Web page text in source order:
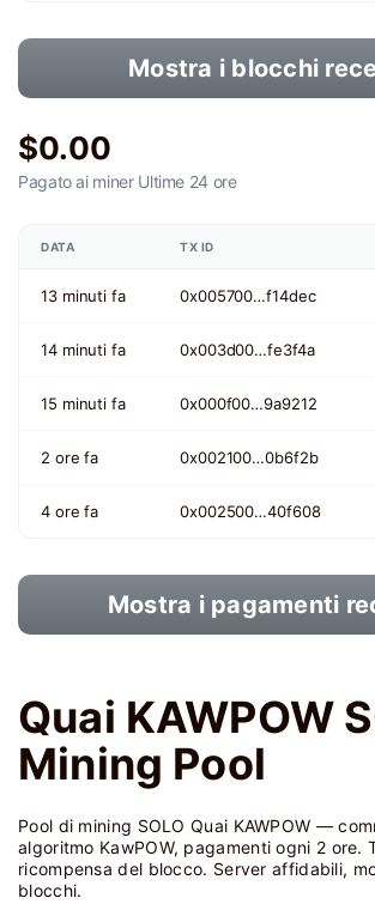
Mostra i blocchi
$0.00
Pagato ai miner Ultime 24 ore
DATA TX ID
13 minuti fa 0x005700…f14dec
14 minuti fa 0x003d00…fe3f4a
15 minuti fa 0x000f00…9a9212
2 ore fa 0x002100…0b6f2b
4 ore fa 0x002500…40f608
Mostra i pagamenti
Quai KAWPOW
Mining Pool
Pool di mining SOLO Quai KAWPOW —
algoritmo KawPOW, pagamenti ogni 2 ore.
ricompensa del blocco. Server affidabili,
blocchi.